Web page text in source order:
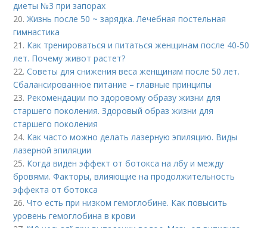
диеты №3 при запорах
20.Жизнь после 50 ~ зарядка. Лечебная постельная
гимнастика
21. Как тренироваться и питаться женщинам после 40-50
лет. Почему живот растет?
22.Советы для снижения веса женщинам после 50 лет.
Сбалансированное питание – главные принципы
23. Рекомендации по здоровому образу жизни для
старшего поколения. Здоровый образ жизни для
старшего поколения
24. Как часто можно делать лазерную эпиляцию. Виды
лазерной эпиляции
25. Когда виден эффект от ботокса на лбу и между
бровями. Факторы, влияющие на продолжительность
эффекта от ботокса
26.Что есть при низком гемоглобине. Как повысить
уровень гемоглобина в крови